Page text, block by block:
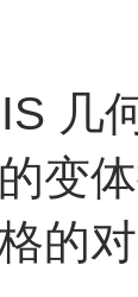
几
变
的